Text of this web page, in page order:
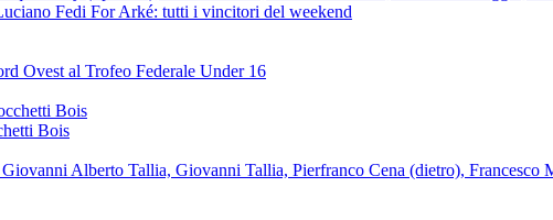
Fedi For Arké: tutti i vincitori del weekend
Ovest al Trofeo Federale Under 16
Bois